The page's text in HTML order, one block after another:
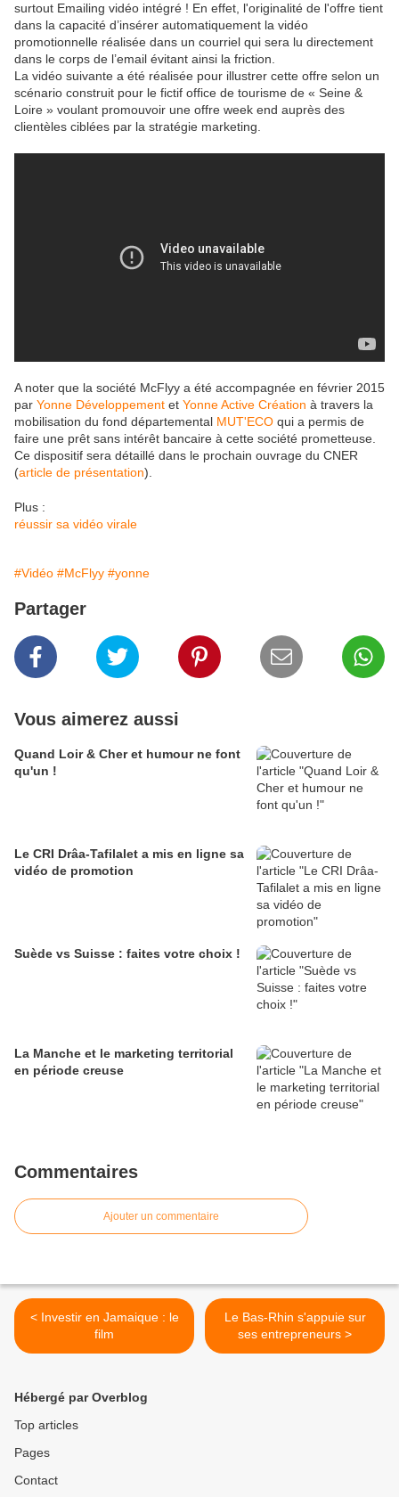
surtout Emailing vidéo intégré ! En effet, l'originalité de l'offre tient
dans la capacité d’insérer automatiquement la vidéo
promotionnelle réalisée dans un courriel qui sera lu directement
dans le corps de l’email évitant ainsi la friction.
La vidéo suivante a été réalisée pour illustrer cette offre selon un
scénario construit pour le fictif office de tourisme de « Seine &
Loire » voulant promouvoir une offre week end auprès des
clientèles ciblées par la stratégie marketing.
A noter que la société McFlyy a été accompagnée en février 2015
par Yonne Développement et Yonne Active Création à travers la
mobilisation du fond départemental MUT'ECO qui a permis de
faire une prêt sans intérêt bancaire à cette société prometteuse.
Ce dispositif sera détaillé dans le prochain ouvrage du CNER
(article de présentation).
Plus :
réussir sa vidéo virale
#Vidéo #McFlyy #yonne
Partager
Vous aimerez aussi
Quand Loir & Cher et humour ne font
qu'un !
Le CRI Drâa-Tafilalet a mis en ligne sa
vidéo de promotion
Suède vs Suisse : faites votre choix !
La Manche et le marketing territorial
en période creuse
Commentaires
Ajouter un commentaire
< Investir en Jamaique : le
film
Le Bas-Rhin s'appuie sur
ses entrepreneurs >
Hébergé par Overblog
Top articles
Pages
Contact